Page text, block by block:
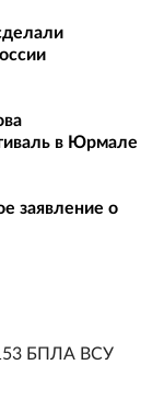
в Юрмале
заявление о
БПЛА ВСУ